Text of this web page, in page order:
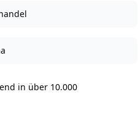
in über 10.000